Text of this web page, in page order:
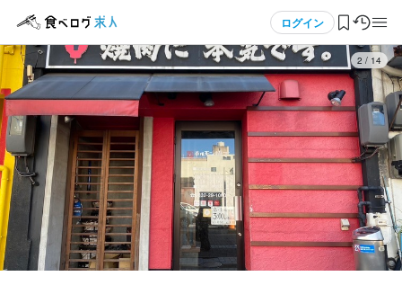
ログイン
ログイン・無料会員登録
食べログ求人TOP
求人検索
マイページ管理
2 / 14
応募画面へ進む
アルバイト・パート 炭火焼肉ホルモン横丁 下関店
ホールスタッフ・サービススタッフ
ホールスタッフ・サービススタッフ
時給1,100円〜
昇給あり
勤務時間
応募画面へ進む
応募画面へ進む